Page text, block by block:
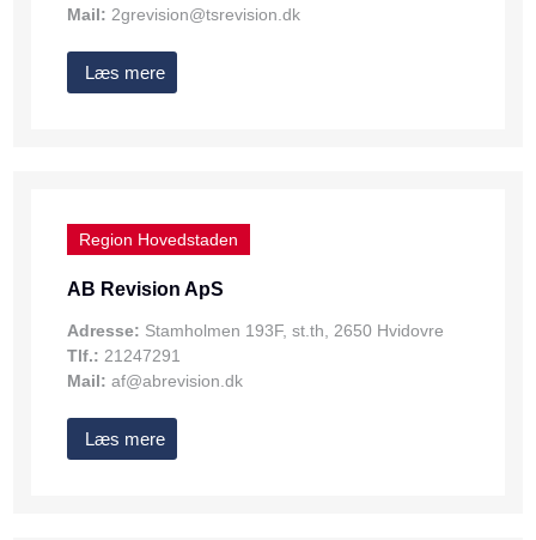
Mail: 2grevision@tsrevision.dk
Læs mere
Region Hovedstaden
AB Revision ApS
Adresse: Stamholmen 193F, st.th, 2650 Hvidovre
Tlf.: 21247291
Mail: af@abrevision.dk
Læs mere